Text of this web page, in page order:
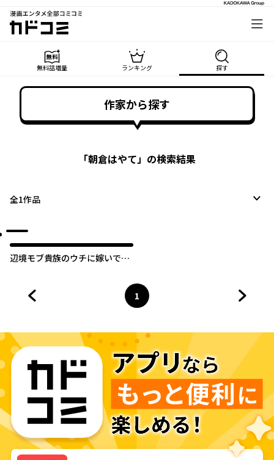
漫画エンタメ全部コミコミ
カドコミ
無料話増量 ランキング 探す
作家から探す
「朝倉はやて」の検索結果
全1作品
辺境モブ貴族のウチに嫁いでき
ページ
1
へ